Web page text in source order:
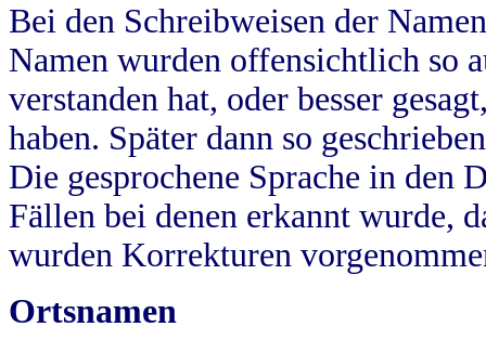
Bei den Schreibweisen der
Namen wurden offensichtlich so
verstanden hat, oder besser
haben. Später dann so
Die gesprochene Sprache in
Fällen bei denen erkannt wurde,
wurden Korrekturen
Ortsnamen